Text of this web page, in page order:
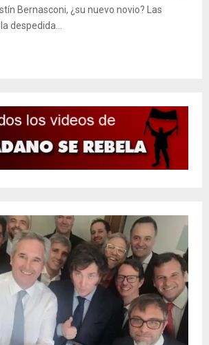
Bernasconi, ¿su nuevo novio? Las
despedida...